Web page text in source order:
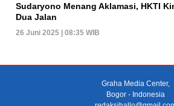
Sudaryono Menang Aklamasi, HKTI
Dua Jalan
26 Juni 2025 | 08:35 WIB
Graha Media Center,
Bogor - Indonesia